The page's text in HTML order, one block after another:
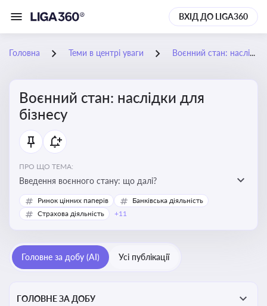
ВХІД ДО LIGA360
Головна Теми в центрі уваги Воєнний стан: наслідки для бізнесу
Воєнний стан: наслідки для
бізнесу
ПРО ЩО ТЕМА:
Введення воєнного стану: що далі?
Ринок цінних паперів
Банківська діяльність
Страхова діяльність
+11
Головне за добу (AI) Усі публікації
ГОЛОВНЕ ЗА ДОБУ